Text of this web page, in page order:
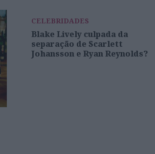
CELEBRIDADES
Blake Lively culpada da
separação de Scarlett
Johansson e Ryan Reynolds?